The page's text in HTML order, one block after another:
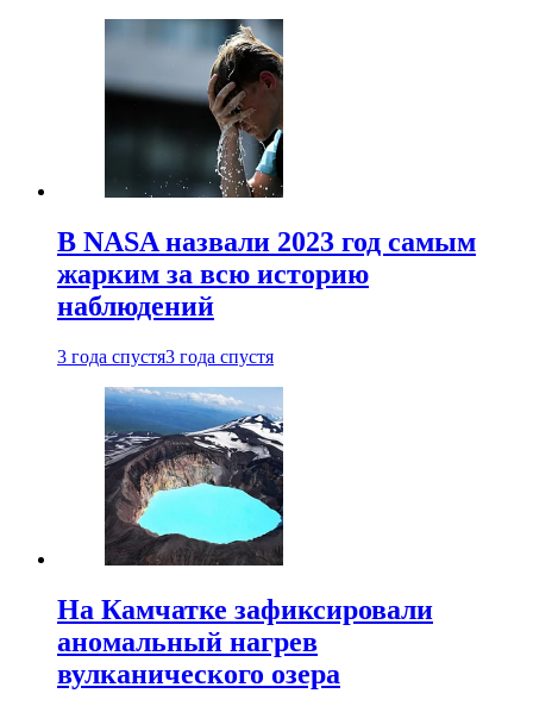
В NASA назвали 2023 год самым
жарким за всю историю
наблюдений
3 года спустя3 года спустя
На Камчатке зафиксировали
аномальный нагрев
вулканического озера